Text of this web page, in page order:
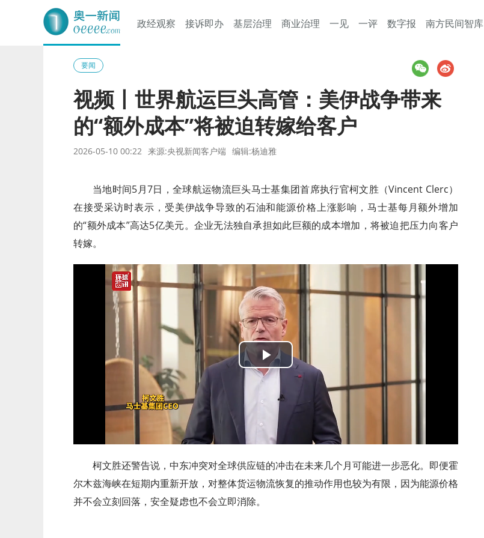
奥一网
政经观察 接诉即办 基层治理 商业治理 一见 一评 数字报 南方民间智库
要闻
视频丨世界航运巨头高管：美伊战争带来
的“额外成本”将被迫转嫁给客户
2026-05-10 00:22 来源:央视新闻客户端 编辑:杨迪雅
当地时间5月7日，全球航运物流巨头马士基集团首席执行官柯文胜（Vincent Clerc）
在接受采访时表示，受美伊战争导致的石油和能源价格上涨影响，马士基每月额外增加
的“额外成本”高达5亿美元。企业无法独自承担如此巨额的成本增加，将被迫把压力向客户
转嫁。
Play
Video
柯文胜还警告说，中东冲突对全球供应链的冲击在未来几个月可能进一步恶化。即便霍
尔木兹海峡在短期内重新开放，对整体货运物流恢复的推动作用也较为有限，因为能源价格
并不会立刻回落，安全疑虑也不会立即消除。